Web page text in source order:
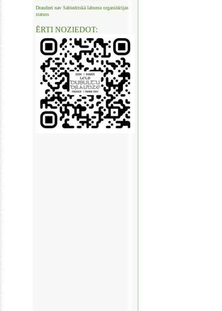
Draudzei nav Sabiedriskā labuma organizācijas
statuss
ĒRTI NOZIEDOT: